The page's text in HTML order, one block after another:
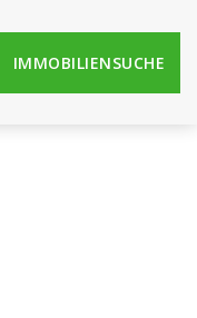
IMMOBILIENSUCHE